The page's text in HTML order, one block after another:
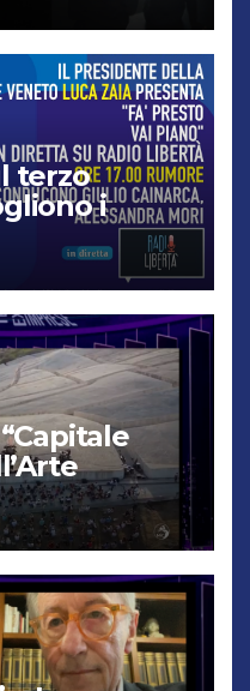
terzo
i
lo capisce